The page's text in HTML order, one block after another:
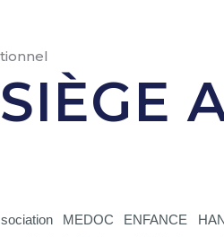
MEDOC ENFANCE